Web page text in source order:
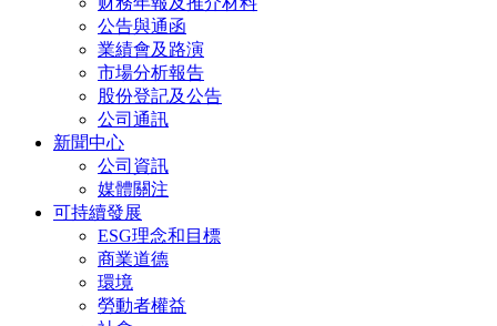
公告與通函
業績會及路演
市場分析報告
股份登記及公告
公司通訊
新聞中心
公司資訊
媒體關注
可持續發展
ESG理念和目標
商業道德
環境
勞動者權益